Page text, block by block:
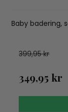
Baby badering,
399,95 kr
349,95 kr